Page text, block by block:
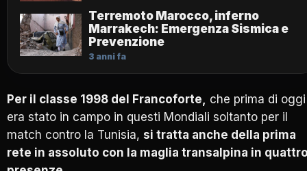
Terremoto Marocco, inferno
Marrakech: Emergenza Sismica e
Prevenzione
3 anni fa
Per il classe 1998 del Francoforte,
che prima di oggi
era stato in campo in questi Mondiali soltanto per il
match contro la Tunisia, si tratta anche della prima
rete in assoluto con la maglia transalpina in